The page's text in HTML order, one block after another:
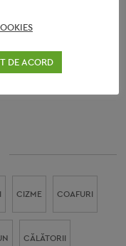
CIZME COAFURI
CĂLĂTORII
DE ACORD